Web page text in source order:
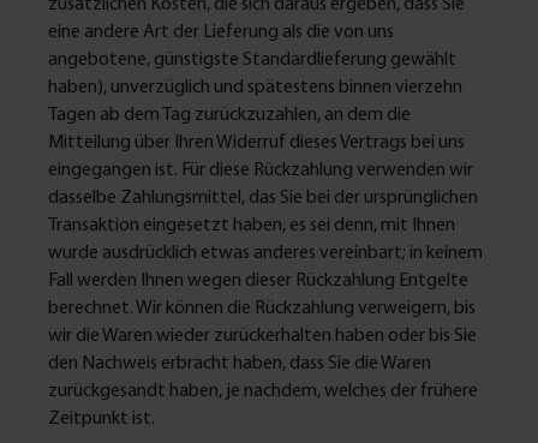
zusätzlichen Kosten, die sich daraus ergeben, dass Sie
eine andere Art der Lieferung als die von uns
angebotene, günstigste Standardlieferung gewählt
haben), unverzüglich und spätestens binnen vierzehn
Tagen ab dem Tag zurückzuzahlen, an dem die
Mitteilung über Ihren Widerruf dieses Vertrags bei uns
eingegangen ist. Für diese Rückzahlung verwenden wir
dasselbe Zahlungsmittel, das Sie bei der ursprünglichen
Transaktion eingesetzt haben, es sei denn, mit Ihnen
wurde ausdrücklich etwas anderes vereinbart; in keinem
Fall werden Ihnen wegen dieser Rückzahlung Entgelte
berechnet. Wir können die Rückzahlung verweigern, bis
wir die Waren wieder zurückerhalten haben oder bis Sie
den Nachweis erbracht haben, dass Sie die Waren
zurückgesandt haben, je nachdem, welches der frühere
Zeitpunkt ist.